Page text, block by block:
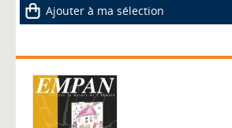
Ajouter à ma sélection